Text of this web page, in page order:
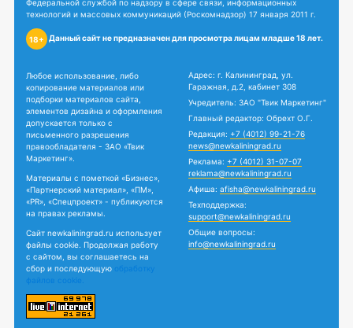
Федеральной службой по надзору в сфере связи, информационных
технологий и массовых коммуникаций (Роскомнадзор) 17 января 2011 г.
18+ Данный сайт не предназначен для просмотра лицам младше 18 лет.
Любое использование, либо
копирование материалов или
подборки материалов сайта,
элементов дизайна и оформления
допускается только с
письменного разрешения
правообладателя - ЗАО «Твик
Маркетинг».
Материалы с пометкой «Бизнес»,
«Партнерский материал», «ПМ»,
«PR», «Спецпроект» - публикуются
на правах рекламы.
Сайт newkaliningrad.ru использует
файлы cookie. Продолжая работу
с сайтом, вы соглашаетесь на
сбор и последующую обработку
файлов cookie.
Адрес: г. Калининград, ул.
Гаражная, д.2, кабинет 308
Учредитель: ЗАО "Твик Маркетинг"
Главный редактор: Обрехт О.Г.
Редакция: +7 (4012) 99-21-76
news@newkaliningrad.ru
Реклама: +7 (4012) 31-07-07
reklama@newkaliningrad.ru
Афиша: afisha@newkaliningrad.ru
Техподдержка:
support@newkaliningrad.ru
Общие вопросы:
info@newkaliningrad.ru